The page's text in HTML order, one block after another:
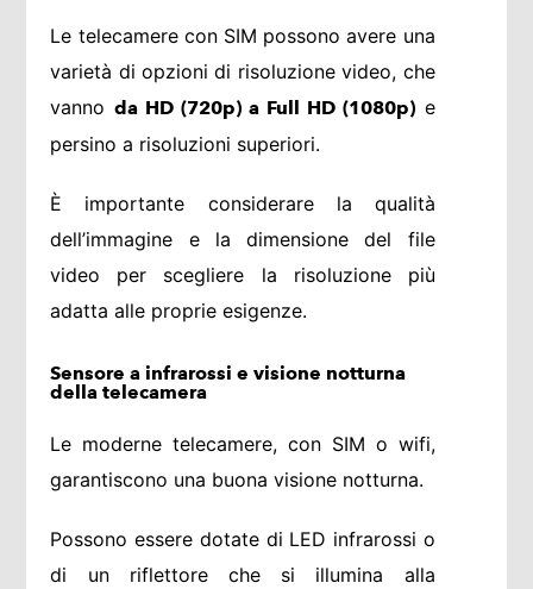
Le telecamere con SIM possono avere una
varietà di opzioni di risoluzione video, che
vanno da HD (720p) a Full HD (1080p) e
persino a risoluzioni superiori.
È importante considerare la qualità
dell’immagine e la dimensione del file
video per scegliere la risoluzione più
adatta alle proprie esigenze.
Sensore a infrarossi e visione notturna
della telecamera
Le moderne telecamere, con SIM o wifi,
garantiscono una buona visione notturna.
Possono essere dotate di LED infrarossi o
di un riflettore che si illumina alla